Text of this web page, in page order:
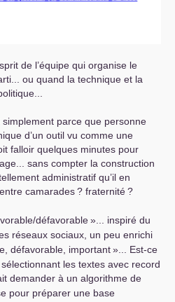
de l’équipe qui organise le
ou quand la technique et la
simplement parce que personne
d’un outil vu comme une
falloir quelques minutes pour
sans compter la construction
administratif qu’il en
camarades? fraternité?
défavorable»... inspiré du
réseaux sociaux, un peu enrichi
défavorable, important»... Est-ce
les textes avec record
demander à un algorithme de
pour préparer une base